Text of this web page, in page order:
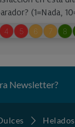
Newsletter?
Helados